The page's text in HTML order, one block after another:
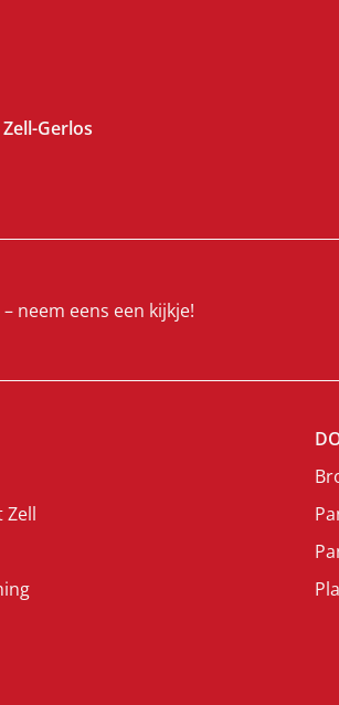
Gerlos
neem eens een kijkje!
Zell